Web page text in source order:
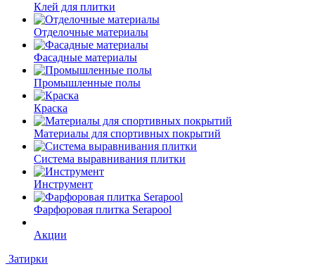
Клей для плитки
Отделочные материалы
Фасадные материалы
Промышленные полы
Краска
Материалы для спортивных покрытий
Система выравнивания плитки
Инструмент
Фарфоровая плитка Serapool
Акции
Затирки